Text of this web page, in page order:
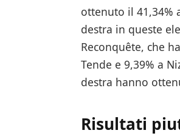
ottenuto il 41,34%
destra in queste
Reconquête, che
Tende e 9,39% a
destra hanno
Risultati